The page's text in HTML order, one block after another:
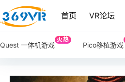
首页 VR论坛
Quest 一体机游戏
火热
Pico移植游戏